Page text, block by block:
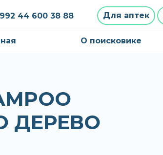
44 600 38 88 Для аптек
О поисковике
ДЕРЕВО